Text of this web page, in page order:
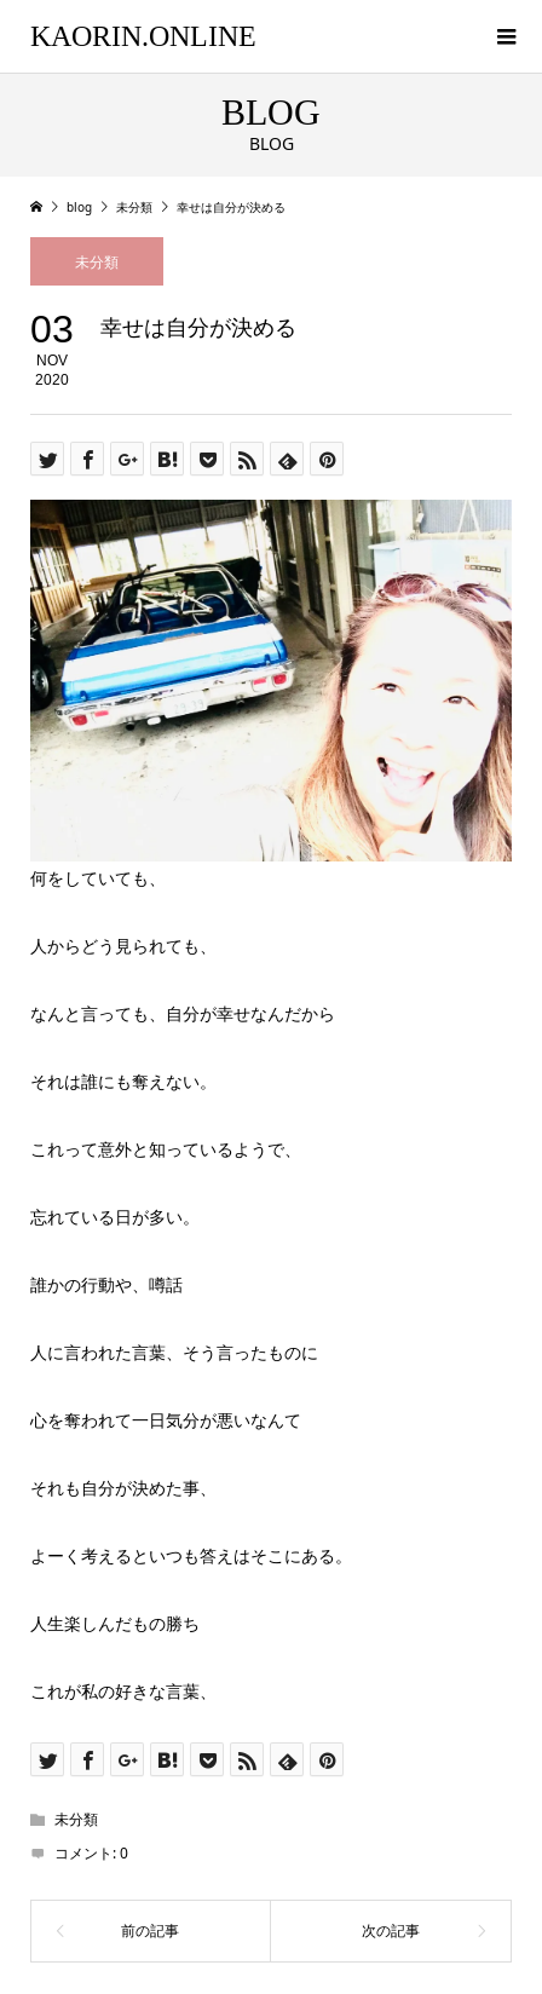
KAORIN.ONLINE
BLOG
BLOG
blog 未分類 幸せは自分が決める
未分類
03
NOV
2020
幸せは自分が決める
何をしていても、
人からどう見られても、
なんと言っても、自分が幸せなんだから
それは誰にも奪えない。
これって意外と知っているようで、
忘れている日が多い。
誰かの行動や、噂話
人に言われた言葉、そう言ったものに
心を奪われて一日気分が悪いなんて
それも自分が決めた事、
よーく考えるといつも答えはそこにある。
人生楽しんだもの勝ち
これが私の好きな言葉、
未分類
コメント:0